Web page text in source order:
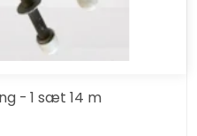
- 1 sæt 14 m